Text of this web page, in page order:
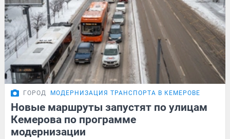
ГОРОД МОДЕРНИЗАЦИЯ ТРАНСПОРТА В КЕМЕРОВЕ
Новые маршруты запустят по улицам
Кемерова по программе
модернизации